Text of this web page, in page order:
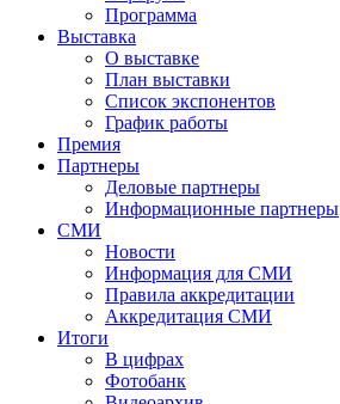
Программа
Выставка
О выставке
План выставки
Список экспонентов
График работы
Премия
Партнеры
Деловые партнеры
Информационные партнеры
СМИ
Новости
Информация для СМИ
Правила аккредитации
Аккредитация СМИ
Итоги
В цифрах
Фотобанк